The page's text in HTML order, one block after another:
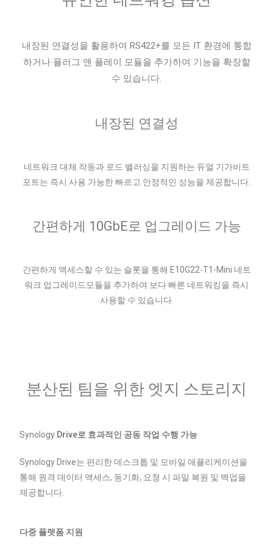
내장된 연결성을 활용하여 RS422+를 모든 IT 환경에 통합
하거나 플러그 앤 플레이 모듈을 추가하여 기능을 확장할
수 있습니다.
내장된 연결성
네트워크 대체 작동과 로드 밸러싱을 지원하는 듀얼 기가비트
포트는 즉시 사용 가능한 빠르고 안정적인 성능을 제공합니다.
간편하게 10GbE로 업그레이드 가능
간편하게 액세스할 수 있는 슬롯을 통해 E10G22-T1-Mini 네트
워크 업그레이드모듈을 추가하여 보다 빠른 네트워킹을 즉시
사용할 수 있습니다.
분산된 팀을 위한 엣지 스토리지
Synology Drive로 효과적인 공동 작업 수행 가능
Synology Drive는 편리한 데스크톱 및 모바일 애플리케이션을
통해 원격 데이터 액세스, 동기화, 요청 시 파일 복원 및 백업을
제공합니다.
다중 플랫폼 지원